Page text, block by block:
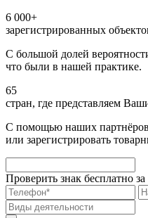
6 000+
зарегистрированных
С большой долей
что были в нашей практике.
65
стран, где представляем
С помощью наших
или зарегистрировать
Проверить знак бесплатно за